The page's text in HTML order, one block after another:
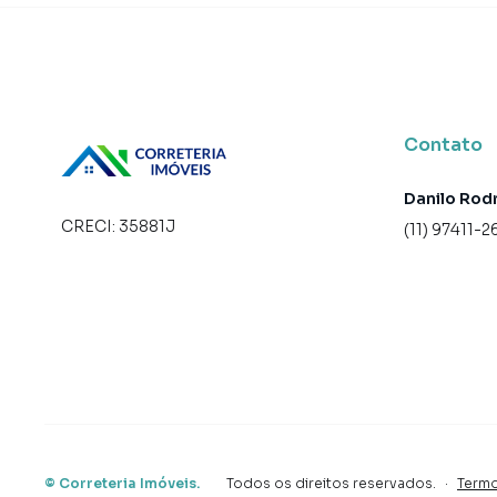
Empreendimento para Venda em região
em contato com nossa equipe pelo telefone
imobiliário.
CRECI: 35881J
Contato
Danilo
(11) 97411-
© Correteria Imóveis. Todos os direitos reservados. ·